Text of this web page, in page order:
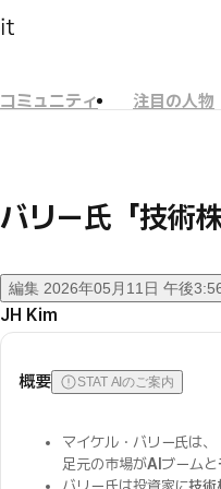
コミュニティ
注目の人物
バリー氏「技術
編集 2026年05月11日 午後
JH Kim
概要 STAT AIのご案内
マイケル・バリー氏は、
足元の市場がAI ブームと